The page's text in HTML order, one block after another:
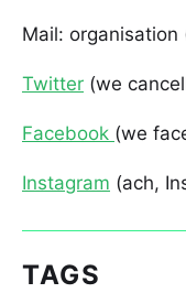
Mail:
Twitter (we
Facebook (we
Instagram (ach,
TAGS